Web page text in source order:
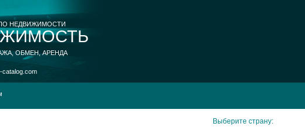
НЕДВИЖИМОСТИ
ОБМЕН, АРЕНДА
catalog.com
Выберите страну: